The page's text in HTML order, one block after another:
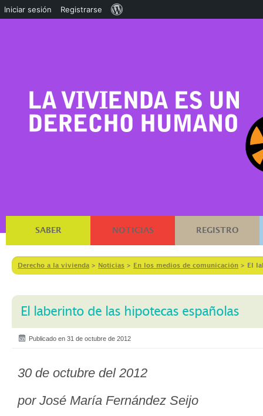
SABER NOTICIAS REGISTRO
Derecho a la vivienda > Notícias > En los medios de comunicación > El
El laberinto de las hipotecas españolas
Publicado en 31 de octubre de 2012
30 de octubre del 2012
por José María Fernández Seijo
Iniciar sesión Registrarse